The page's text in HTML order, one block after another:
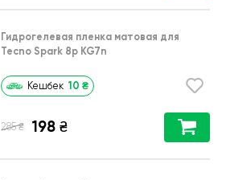
Гидрогелевая пленка матовая для
Tecno Spark 8p KG7n
Кешбек 10 ₴
285 ₴ 198 ₴